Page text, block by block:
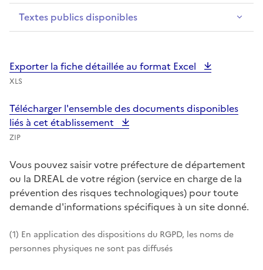
Textes publics disponibles
Exporter la fiche détaillée au format Excel
XLS
Télécharger l'ensemble des documents disponibles
liés à cet établissement
ZIP
Vous pouvez saisir votre préfecture de département
ou la DREAL de votre région (service en charge de la
prévention des risques technologiques) pour toute
demande d'informations spécifiques à un site donné.
(1) En application des dispositions du RGPD, les noms de
personnes physiques ne sont pas diffusés